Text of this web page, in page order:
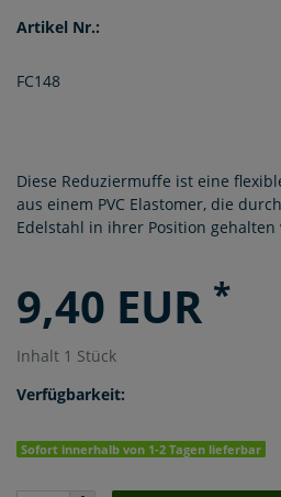
Artikel Nr.:
FC148
Diese Reduziermuffe ist eine
aus einem PVC Elastomer, die
Edelstahl in ihrer Position gehalten
9,40 EUR *
Inhalt 1 Stück
Verfügbarkeit:
Sofort innerhalb von 1-2 Tagen lieferbar